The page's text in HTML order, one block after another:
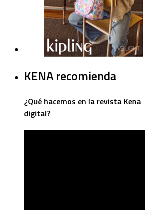
KENA recomienda
¿Qué hacemos en la revista Kena
digital?